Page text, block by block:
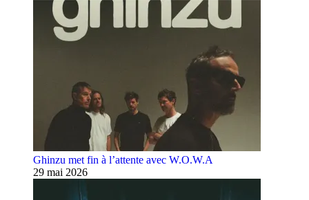
Ghinzu met fin à l’attente avec W.O.W.A
29 mai 2026